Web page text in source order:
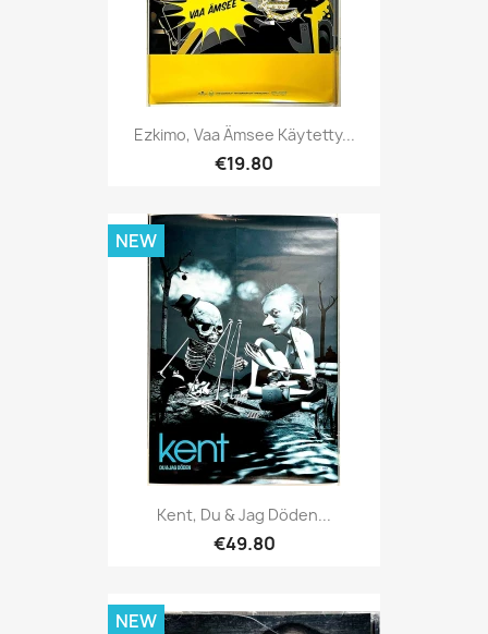
Ezkimo, Vaa Ämsee Käytetty...
€19.80
Kent, Du & Jag Döden...
€49.80
NEW
NEW